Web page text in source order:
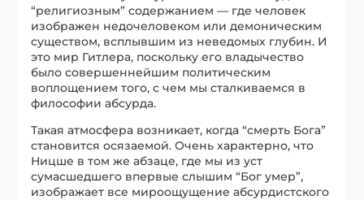
“религиозным” содержанием — где человек
изображен недочеловеком или демоническим
существом, всплывшим из неведомых глубин. И
это мир Гитлера, поскольку его владычество
было совершеннейшим политическим
воплощением того, с чем мы сталкиваемся в
философии абсурда.
Такая атмосфера возникает, когда “смерть Бога”
становится осязаемой. Очень характерно, что
Ницше в том же абзаце, где мы из уст
сумасшедшего впервые слышим “Бог умер”,
изображает все мироощущение абсурдистского